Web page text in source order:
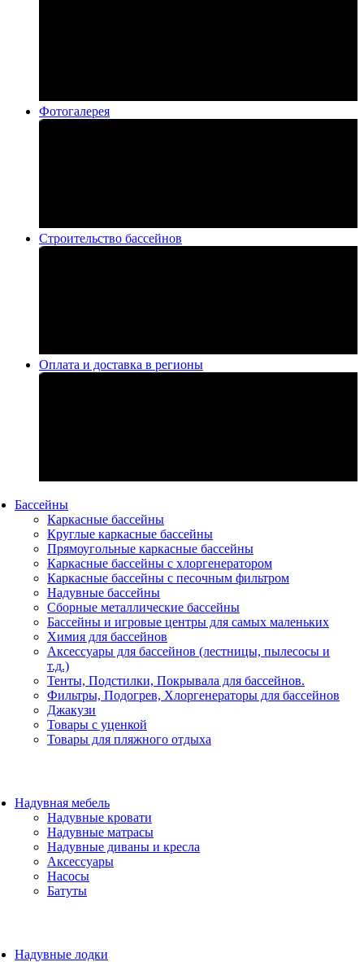
Фотогалерея
Строительство бассейнов
Оплата и доставка в регионы
Бассейны
Каркасные бассейны
Круглые каркасные бассейны
Прямоугольные каркасные бассейны
Каркасные бассейны с хлоргенератором
Каркасные бассейны с песочным фильтром
Надувные бассейны
Сборные металлические бассейны
Бассейны и игровые центры для самых маленьких
Химия для бассейнов
Аксессуары для бассейнов (лестницы, пылесосы и
т.д.)
Тенты, Подстилки, Покрывала для бассейнов.
Фильтры, Подогрев, Хлоргенераторы для бассейнов
Джакузи
Товары с уценкой
Товары для пляжного отдыха
Надувная мебель
Надувные кровати
Надувные матрасы
Надувные диваны и кресла
Аксессуары
Насосы
Батуты
Надувные лодки